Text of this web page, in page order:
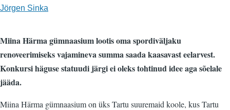
Jörgen Sinka
Miina Härma gümnaasium lootis oma spordiväljaku
renoveerimiseks vajamineva summa saada kaasavast eelarvest.
Konkursi häguse statuudi järgi ei oleks tohtinud idee aga sõelale
jääda.
Miina Härma gümnaasium on üks Tartu suuremaid koole, kus Tartu